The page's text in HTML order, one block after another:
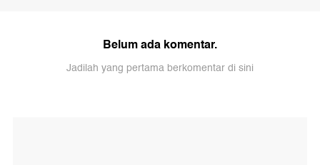
Belum ada komentar.
Jadilah yang pertama berkomentar di sini